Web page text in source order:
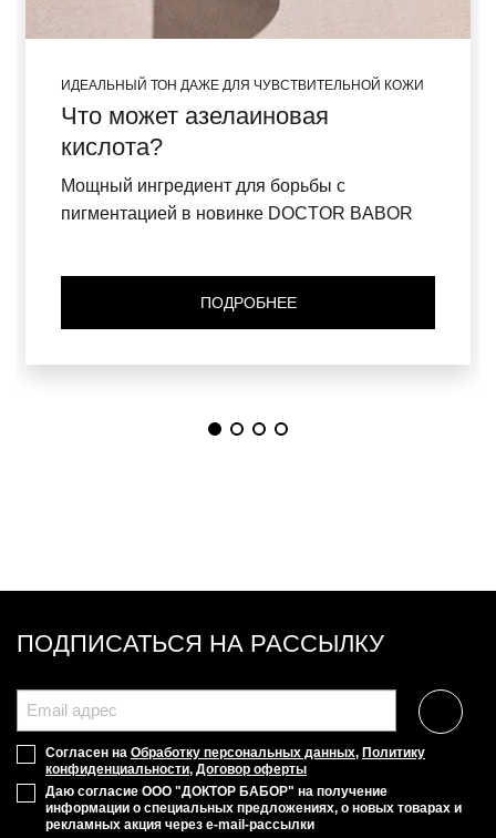
ИДЕАЛЬНЫЙ ТОН ДАЖЕ ДЛЯ ЧУВСТВИТЕЛЬНОЙ КОЖИ
Что может азелаиновая
кислота?
Мощный ингредиент для борьбы с
пигментацией в новинке DOCTOR BABOR
ПОДРОБНЕЕ
ПОДПИСАТЬСЯ НА РАССЫЛКУ
Согласен на Обработку персональных данных, Политику
конфиденциальности, Договор оферты
Даю согласие ООО "ДОКТОР БАБОР" на получение
информации о специальных предложениях, о новых товарах и
рекламных акция через e-mail-рассылки